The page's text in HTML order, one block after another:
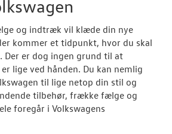
Vejen til et
Elektrisk
Modeller
og indtræk vil klæde din nye
kommer et tidpunkt, hvor du skal
Der er dog ingen grund til at
lige ved hånden. Du kan nemlig
til lige netop din stil og
tilbehør, frække fælge og
foregår i Volkswagens